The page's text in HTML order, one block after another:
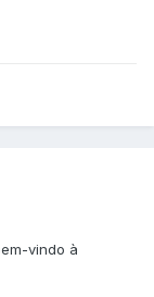
vindo à